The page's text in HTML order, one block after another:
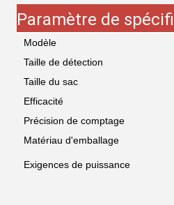
Paramètre de
Modèle
Taille de détection
Taille du sac
Efficacité
Précision de comptage
Matériau d'emballage
Exigences de puissance